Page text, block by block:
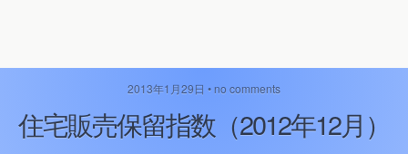
2013年1月29日 • no comments
住宅販売保留指数（2012年12月）